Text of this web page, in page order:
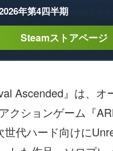
年第4四半期
Steamストアページ
Ascended』は、
クションゲーム『
世代ハード向けに